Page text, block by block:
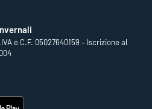
e C.F. 05027640159 – Iscrizione al